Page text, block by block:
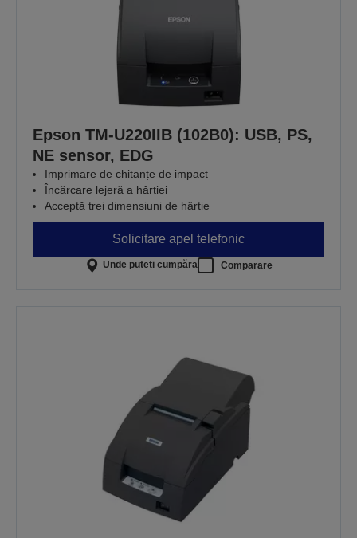
Epson TM-U220IIB (102B0): USB, PS,
NE sensor, EDG
Imprimare de chitanțe de impact
Încărcare lejeră a hârtiei
Acceptă trei dimensiuni de hârtie
Solicitare apel telefonic
Unde puteți cumpăra Comparare